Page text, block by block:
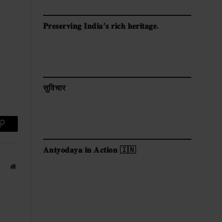
Copy
Website
𝐏𝐫𝐞𝐬𝐞𝐫𝐯𝐢𝐧𝐠 𝐈𝐧𝐝𝐢𝐚’𝐬 𝐫𝐢𝐜𝐡 𝐡𝐞𝐫𝐢𝐭𝐚𝐠𝐞.
सुविचार
𝐀𝐧𝐭𝐲𝐨𝐝𝐚𝐲𝐚 𝐢𝐧 𝐀𝐜𝐭𝐢𝐨𝐧 🇮🇳